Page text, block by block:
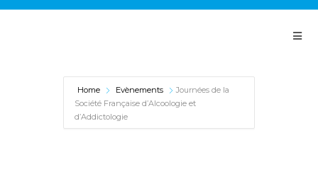
Panneau de gestion des cookies
Home Evènements
Journées de la
Société Française d’Alcoologie et
d’Addictologie